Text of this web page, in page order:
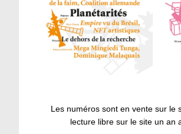
Les numéros sont en vente sur le
lecture libre sur le site un an